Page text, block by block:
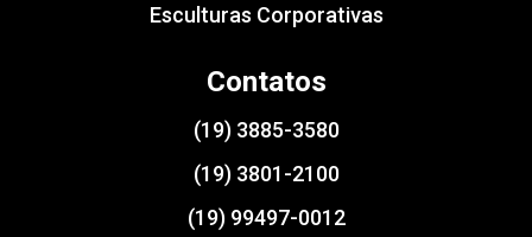
Esculturas Corporativas
Contatos
(19) 3885-3580
(19) 3801-2100
(19) 99497-0012